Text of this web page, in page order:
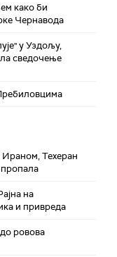
како би
Чернавода
у Уздољу,
сведочење
Ираном, Техеран
пропала
на
и привреда
ровова